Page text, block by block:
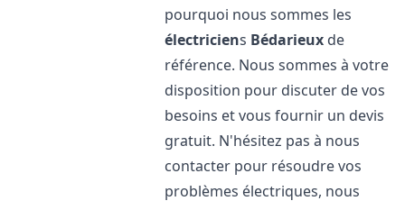
pourquoi nous sommes les
électriciens Bédarieux de
référence. Nous sommes à votre
disposition pour discuter de vos
besoins et vous fournir un devis
gratuit. N'hésitez pas à nous
contacter pour résoudre vos
problèmes électriques, nous